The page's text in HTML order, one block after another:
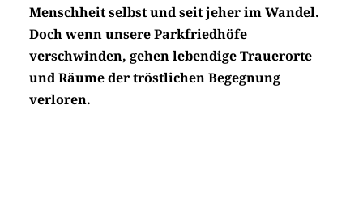
Menschheit selbst und seit jeher im Wandel.
Doch wenn unsere Parkfriedhöfe
verschwinden, gehen lebendige Trauerorte
und Räume der tröstlichen Begegnung
verloren.